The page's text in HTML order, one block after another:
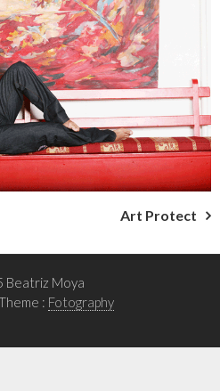
Art Protect
Beatriz Moya
: Fotography